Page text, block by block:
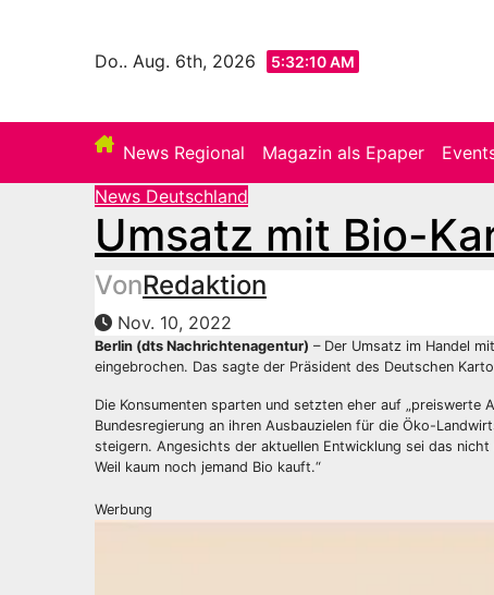
Do.. Aug. 6th, 2026 5:32:12 AM
News Regional Magazin als Epaper
News Deutschland
Umsatz mit Bio-
VonRedaktion
Nov. 10, 2022
Berlin (dts Nachrichtenagentur) – Der Umsatz im Handel
eingebrochen. Das sagte der Präsident des Deutschen
Die Konsumenten sparten und setzten eher auf
Bundesregierung an ihren Ausbauzielen für die Öko-
steigern. Angesichts der aktuellen Entwicklung sei das
Weil kaum noch jemand Bio kauft.“
Werbung